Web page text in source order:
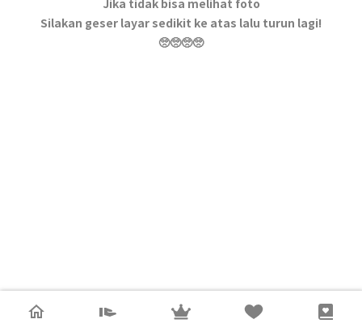
Jika tidak bisa melihat foto
Silakan geser layar sedikit ke atas lalu turun lagi!
🥺🥺🥺🥺